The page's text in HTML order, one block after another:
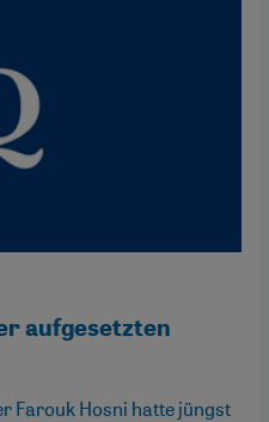
aufgesetzten
Farouk Hosni hatte jüngst